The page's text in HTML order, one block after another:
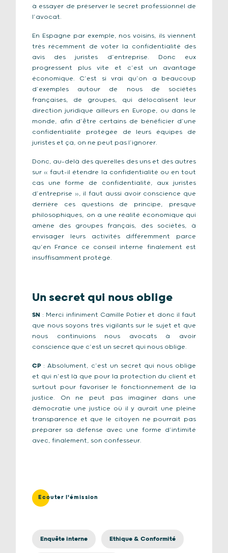
à essayer de préserver le secret professionnel de
l’avocat.
En Espagne par exemple, nos voisins, ils viennent
très récemment de voter la confidentialité des
avis des juristes d’entreprise. Donc eux
progressent plus vite et c’est un avantage
économique. C’est si vrai qu’on a beaucoup
d’exemples autour de nous de sociétés
françaises, de groupes, qui délocalisent leur
direction juridique ailleurs en Europe, ou dans le
monde, afin d’être certains de bénéficier d’une
confidentialité protégée de leurs équipes de
juristes et ça, on ne peut pas l’ignorer.
Donc, au-delà des querelles des uns et des autres
sur « faut-il étendre la confidentialité ou en tout
cas une forme de confidentialité, aux juristes
d’entreprise », il faut aussi avoir conscience que
derrière ces questions de principe, presque
philosophiques, on a une réalité économique qui
amène des groupes français, des sociétés, à
envisager leurs activités différemment parce
qu’en France ce conseil interne finalement est
insuffisamment protégé.
Un secret qui nous oblige
SN : Merci infiniment Camille Potier et donc il faut
que nous soyons très vigilants sur le sujet et que
nous continuions nous avocats à avoir
conscience que c’est un secret qui nous oblige.
CP : Absolument, c’est un secret qui nous oblige
et qui n’est là que pour la protection du client et
surtout pour favoriser le fonctionnement de la
justice. On ne peut pas imaginer dans une
démocratie une justice où il y aurait une pleine
transparence et que le citoyen ne pourrait pas
préparer sa défense avec une forme d’intimité
avec, finalement, son confesseur.
Ecouter l'émission
Enquête interne Ethique & Conformité